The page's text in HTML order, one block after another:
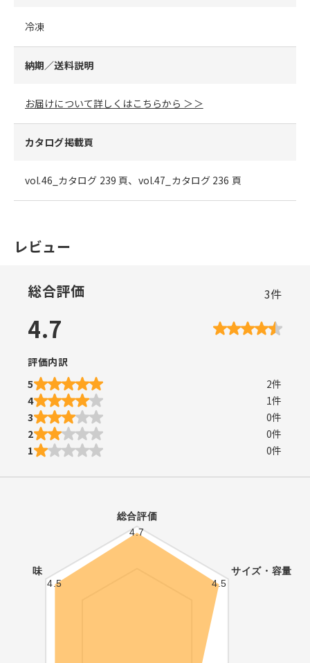
冷凍
納期／送料説明
お届けについて詳しくはこちらから ＞＞
カタログ掲載頁
vol.46_カタログ 239 頁、vol.47_カタログ 236 頁
レビュー
総合評価 3件
4.7
評価内訳
5
2件
4
1件
3
0件
2
0件
1
0件